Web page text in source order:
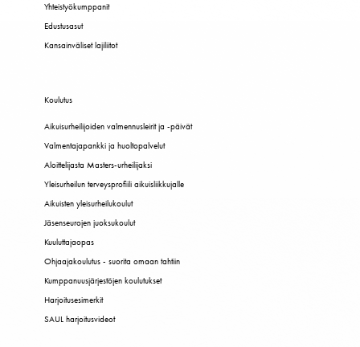
Yhteistyökumppanit
Edustusasut
Kansainväliset lajiliitot
Koulutus
Aikuisurheilijoiden valmennusleirit ja -päivät
Valmentajapankki ja huoltopalvelut
Aloittelijasta Masters-urheilijaksi
Yleisurheilun terveysprofiili aikuisliikkujalle
Aikuisten yleisurheilukoulut
Jäsenseurojen juoksukoulut
Kuuluttajaopas
Ohjaajakoulutus - suorita omaan tahtiin
Kumppanuusjärjestöjen koulutukset
Harjoitusesimerkit
SAUL harjoitusvideot